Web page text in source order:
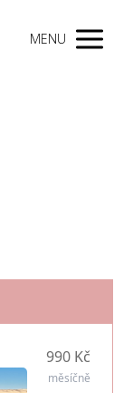
MENU
990 Kč
měsíčně